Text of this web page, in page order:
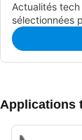
Actualités
sélectionnées
Applications